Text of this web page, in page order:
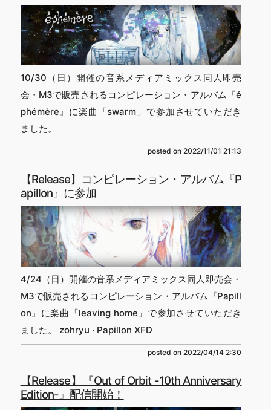
10/30（日）開催の音系メディアミックス同人即売
会・M3で販売されるコンピレーション・アルバム『é
ph​é​m​è​re』に楽曲「swarm」で参加させていただき
ました。
posted on2022/11/01 21:13
【Release】コンピレーション・アルバム『P
apillon』に参加
4/24（日）開催の音系メディアミックス同人即売会・
M3で販売されるコンピレーション・アルバム『Papill
on』に楽曲「leaving home」で参加させていただき
ました。 zohryu · Papillon XFD
posted on2022/04/14 2:30
【Release】『Out of Orbit -10th Anniversary
Edition-』配信開始！